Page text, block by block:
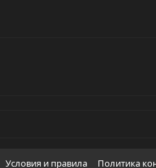
Условия и правила Политика